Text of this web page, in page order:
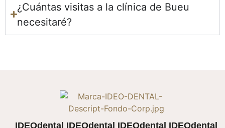
¿Cuántas visitas a la clínica de Bueu
necesitaré?
IDEOdental IDEOdental IDEOdental IDEOdental